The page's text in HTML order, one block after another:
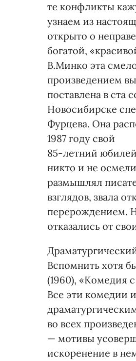
те конфликты
узнаем из
открыто о
богатой,
В.Минко эта
произведением
поставлена в ста
Новосибирске
Фурцева. Она
1987 году свой
85-летний
никто и не
размышлял
взглядов, звала
перерождением.
отказались от
Вспомнить хотя
(1960), «Комедия
Все эти комедии
во всех
— мотивы
искоренение в